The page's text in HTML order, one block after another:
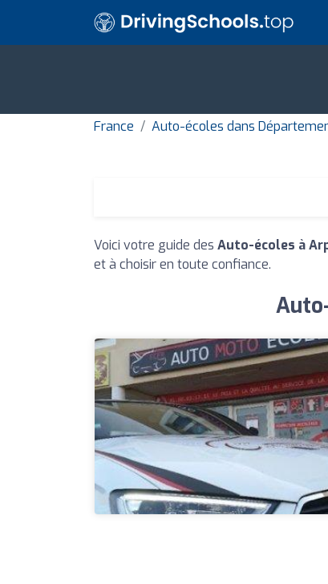
France Auto-écoles dans
Voici votre guide des Auto-écoles à
et à choisir en toute confiance.